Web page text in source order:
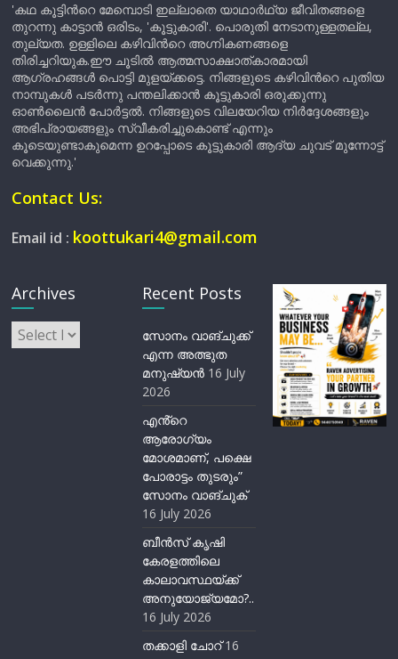
'കഥ കൂട്ടിന്‍റെ മേമ്പൊടി ഇല്ലാതെ യാഥാർഥ്യ ജീവിതങ്ങളെ
തുറന്നു കാട്ടാൻ ഒരിടം, 'കൂട്ടുകാരി'. പൊരുതി നേടാനുള്ളതല്ല,
തുല്യത. ഉള്ളിലെ കഴിവിന്‍റെ അഗ്നികണങ്ങളെ
തിരിച്ചറിയുക.ഈ ചൂടിൽ ആത്മസാക്ഷാത്കാരമായി
ആഗ്രഹങ്ങൾ പൊട്ടി മുളയ്ക്കട്ടെ. നിങ്ങളുടെ കഴിവിന്‍റെ പുതിയ
നാമ്പുകൾ പടർന്നു പന്തലിക്കാൻ കൂട്ടുകാരി ഒരുക്കുന്നു
ഓൺലൈൻ പോർട്ടൽ. നിങ്ങളുടെ വിലയേറിയ നിർദ്ദേശങ്ങളും
അഭിപ്രായങ്ങളും സ്വീകരിച്ചുകൊണ്ട് എന്നും
കൂടെയുണ്ടാകുമെന്ന ഉറപ്പോടെ കൂട്ടുകാരി ആദ്യ ചുവട് മുന്നോട്ട്
വെക്കുന്നു.'
Contact Us:
Email id : koottukari4@gmail.com
Archives
Archives
Recent Posts
സോനം വാങ്ചുക്ക്
എന്ന അത്ഭുത
മനുഷ്യന്‍ 16 July
2026
എൻ്റെ
ആരോഗ്യം
മോശമാണ്, പക്ഷെ
പോരാട്ടം തുടരും”
സോനം വാങ്ചുക്
16 July 2026
ബീന്‍സ് കൃഷി
കേരളത്തിലെ
കാലാവസ്ഥയ്ക്ക്
അനുയോജ്യമോ?..
16 July 2026
തക്കാളി ചോറ് 16